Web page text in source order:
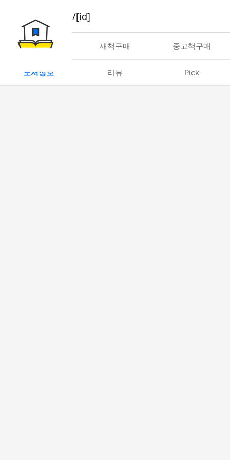
book/rent/[id]
대여 새책구매 중고책구매
도서정보 리뷰 Pick